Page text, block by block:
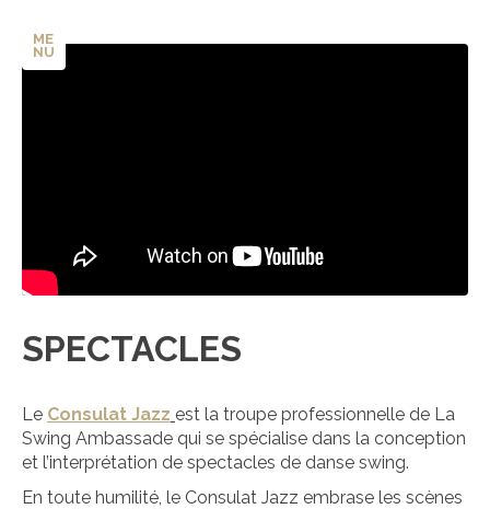
ME
NU
SPECTACLES
Le Consulat Jazz est la troupe professionnelle de La
Swing Ambassade qui se spécialise dans la conception
et l’interprétation de spectacles de danse swing.
En toute humilité, le Consulat Jazz embrase les scènes